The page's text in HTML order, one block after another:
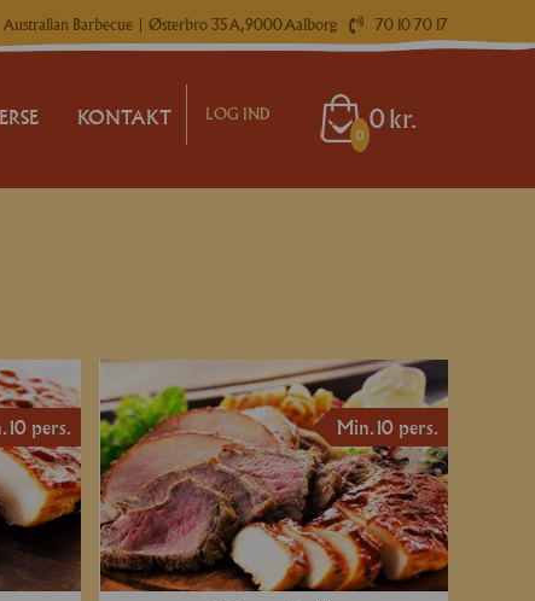
Australian Barbecue | Østerbro 35A, 9000 Aalborg 70 10 70 17
KONTAKT LOG IND
0
0 kr.
10 pers. Min. 10 pers.